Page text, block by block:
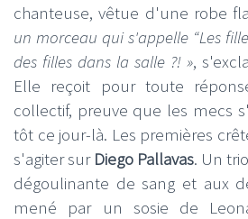
chanteuse, vêtue d'une robe
un morceau qui s'appelle “Les
des filles dans la salle ?! »,
Elle reçoit pour toute
collectif, preuve que les mecs
tôt ce jour-là. Les premières
s'agiter sur Diego Pallavas. Un
dégoulinante de sang et aux
mené par un sosie de